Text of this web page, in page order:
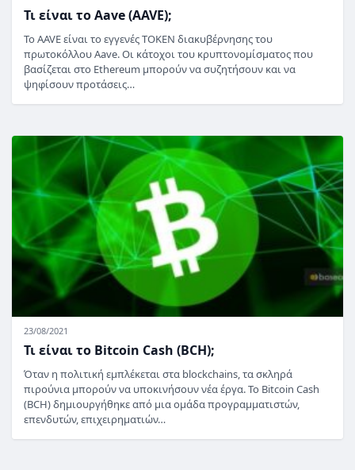
Τι είναι το Aave (AAVE);
Το AAVE είναι το εγγενές TOKEN διακυβέρνησης του
πρωτοκόλλου Aave. Οι κάτοχοι του κρυπτονομίσματος που
βασίζεται στο Ethereum μπορούν να συζητήσουν και να
ψηφίσουν προτάσεις…
23/08/2021
Τι είναι το Bitcoin Cash (BCH);
Όταν η πολιτική εμπλέκεται στα blockchains, τα σκληρά
πιρούνια μπορούν να υποκινήσουν νέα έργα. Το Bitcoin Cash
(BCH) δημιουργήθηκε από μια ομάδα προγραμματιστών,
επενδυτών, επιχειρηματιών…